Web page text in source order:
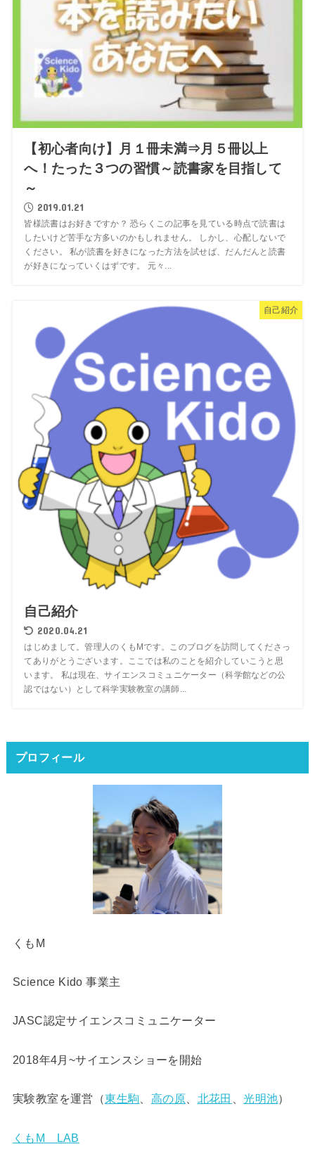
【初心者向け】月１冊未満⇒月５冊以上
へ！たった３つの習慣～読書家を目指して
～
2019.01.21
皆様読書はお好きですか？ 恐らくこの記事を見ている時点で読書は
したいけど苦手な方多いのかもしれません。 しかし、心配しないで
ください。 私が読書を好きになった方法を試せば、だんだんと読書
が好きになっていくはずです。 元々...
自己紹介
自己紹介
2020.04.21
はじめまして。管理人のくもMです。このブログを訪問してくださっ
てありがとうございます。ここでは私のことを紹介していこうと思
います。 私は現在、サイエンスコミュニケーター（科学館などの公
認ではない）として科学実験教室の講師...
プロフィール
くもM
Science Kido 事業主
JASC認定サイエンスコミュニケーター
2018年4月~サイエンスショーを開始
実験教室を運営（東生駒 高の原 北花田 、光明池）
くもM LAB